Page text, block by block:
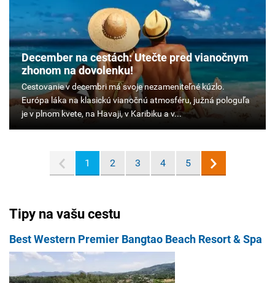
December na cestách: Utečte pred vianočnym
zhonom na dovolenku!
Cestovanie
v
decembri
nezameniteľné
klasickú
vianočnú
južná
pologuľa
1 2 3 4 5
Tipy na vašu cestu
Best Western Premier Bangtao Beach Resort & Spa